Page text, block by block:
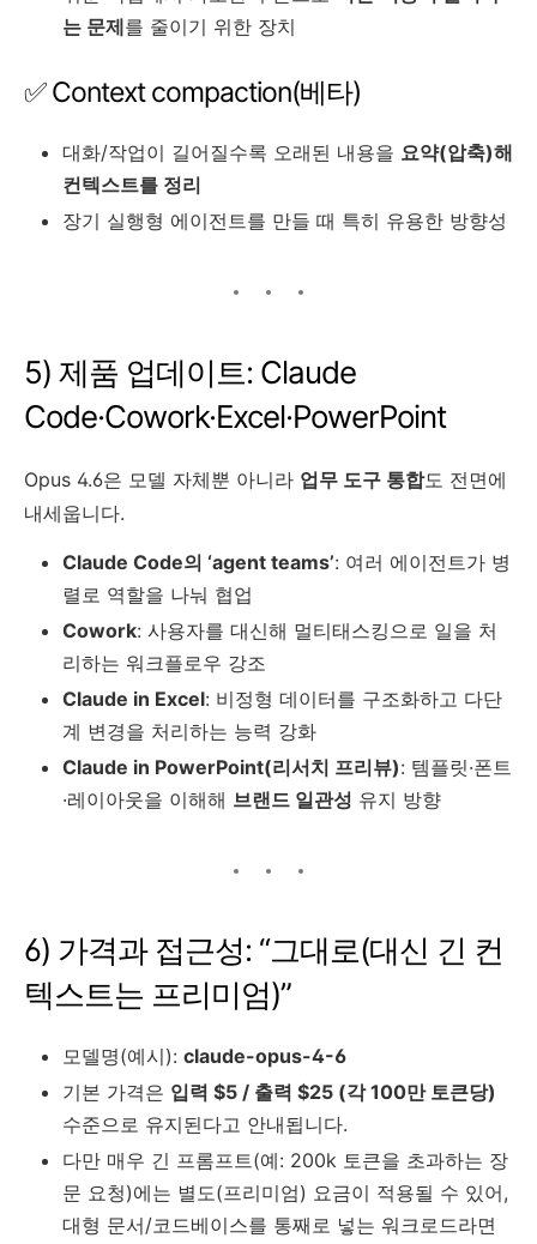
는 문제를 줄이기 위한 장치
✅ Context compaction(베타)
대화/작업이 길어질수록 오래된 내용을 요약(압축)해
컨텍스트를 정리
장기 실행형 에이전트를 만들 때 특히 유용한 방향성
5) 제품 업데이트: Claude
Code·Cowork·Excel·PowerPoint
Opus 4.6은 모델 자체뿐 아니라 업무 도구 통합도 전면에
내세웁니다.
Claude Code의 ‘agent teams’: 여러 에이전트가 병
렬로 역할을 나눠 협업
Cowork: 사용자를 대신해 멀티태스킹으로 일을 처
리하는 워크플로우 강조
Claude in Excel: 비정형 데이터를 구조화하고 다단
계 변경을 처리하는 능력 강화
Claude in PowerPoint(리서치 프리뷰): 템플릿·폰트
·레이아웃을 이해해 브랜드 일관성 유지 방향
6) 가격과 접근성: “그대로(대신 긴 컨
텍스트는 프리미엄)”
모델명(예시): claude-opus-4-6
기본 가격은 입력 $5 / 출력 $25 (각 100만 토큰당)
수준으로 유지된다고 안내됩니다.
다만 매우 긴 프롬프트(예: 200k 토큰을 초과하는 장
문 요청)에는 별도(프리미엄) 요금이 적용될 수 있어,
대형 문서/코드베이스를 통째로 넣는 워크로드라면